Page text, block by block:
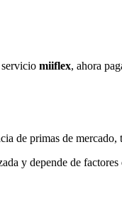
miiflex, ahora
de primas de
y depende de